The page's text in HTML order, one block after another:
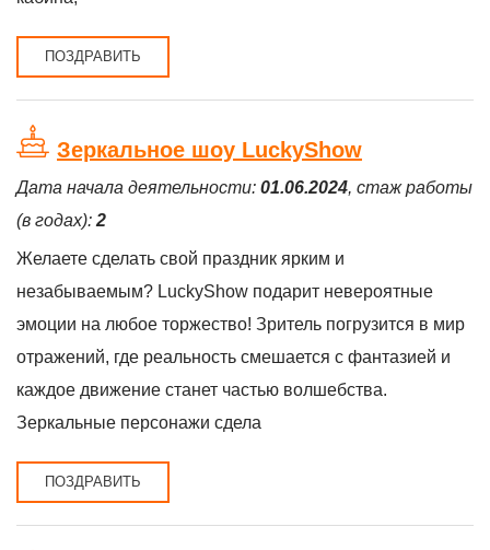
ПОЗДРАВИТЬ
Зеркальное шоу LuckyShow
Дата начала деятельности: 01.06.2024, стаж работы
(в годах): 2
Желаете сделать свой праздник ярким и
незабываемым? LuckyShow подарит невероятные
эмоции на любое торжество! Зритель погрузится в мир
отражений, где реальность смешается с фантазией и
каждое движение станет частью волшебства.
Зеркальные персонажи сдела
ПОЗДРАВИТЬ